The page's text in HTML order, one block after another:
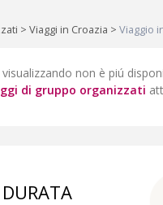
> Viaggi in Croazia > Viaggio
non è piú
di gruppo organizzati
DURATA